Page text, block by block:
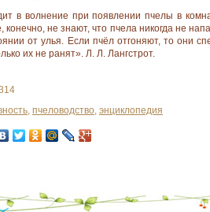
в волнение при появлении пчелы в
конечно, не знают, что пчела никогда не
от улья. Если пчёл отгоняют, то они
их не ранят». Л. Л. Лангстрот.
, пчеловодство, энциклопедия